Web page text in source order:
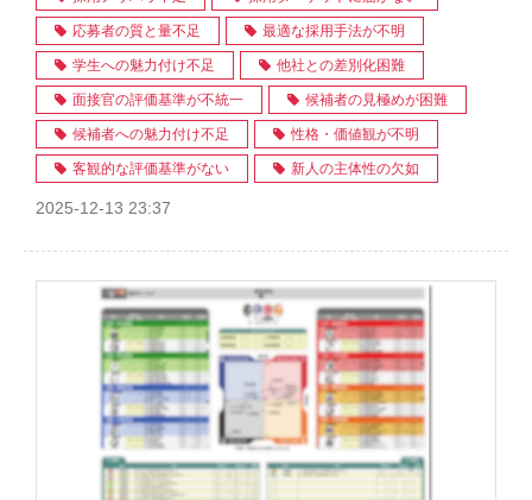
応募者の質と量不足 最適な採用手法が不明
学生への魅力付け不足 他社との差別化困難
面接官の評価基準が不統一 候補者の見極めが困難
候補者への魅力付け不足 性格・価値観が不明
客観的な評価基準がない 新人の主体性の欠如
2025-12-13 23:37